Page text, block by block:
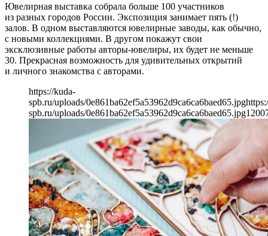
Ювелирная выставка собрала больше 100 участников
из разных городов России. Экспозиция занимает пять (!)
залов. В одном выставляются ювелирные заводы, как обычно,
с новыми коллекциями. В другом покажут свои
эксклюзивные работы авторы-ювелиры, их будет не меньше
30. Прекрасная возможность для удивительных открытий
и личного знакомства с авторами.
https://kuda-
spb.ru/uploads/0e861ba62ef5a53962d9ca6ca6baed65.jpg
spb.ru/uploads/0e861ba62ef5a53962d9ca6ca6baed65.jpg1200